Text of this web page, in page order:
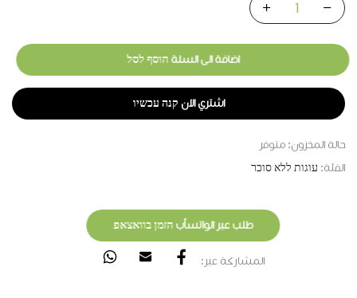
اضافة الى السلة הוסף לסל
اشتري الان קנה עכשיו
حالة المخزون: متوفر
الفئة: עוגות ללא סוכר
طلب عبر الواتسأب הזמן בוואצאפ
المشاركة عبر: